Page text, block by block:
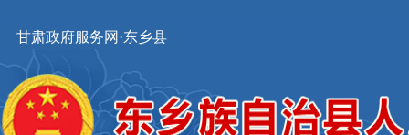
甘肃政府服务网·东乡县